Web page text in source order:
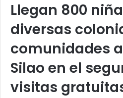
Llegan 800
diversas
comunidades
Silao en el
visitas